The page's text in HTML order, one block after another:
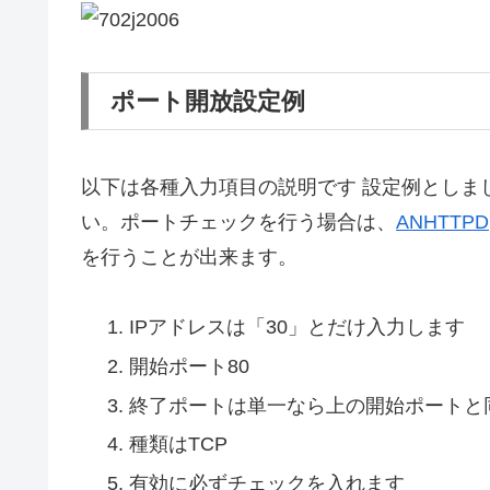
ポート開放設定例
以下は各種入力項目の説明です 設定例とし
い。ポートチェックを行う場合は、 ANHTTPD
を行うことが出来ます。
IPアドレスは「30」とだけ入力します
開始ポート80
終了ポートは単一なら上の開始ポート
種類はTCP
有効に必ずチェックを入れます